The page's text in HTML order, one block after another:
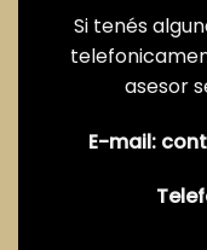
Si tenés
asesor
E-mail: